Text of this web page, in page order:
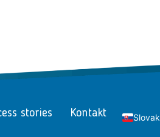
stories Kontakt
Slovak